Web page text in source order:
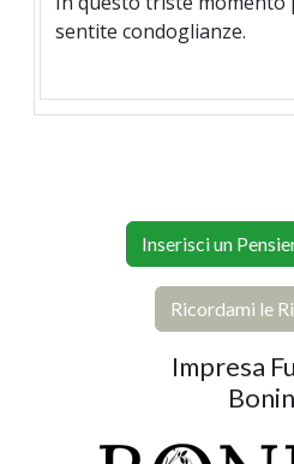
sentite condoglianze.
Inserisci un
Ricordami le
Impresa